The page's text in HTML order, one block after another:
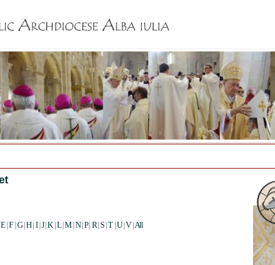
E |F G |H I |J |K L |M N |P R| S |T U |V All